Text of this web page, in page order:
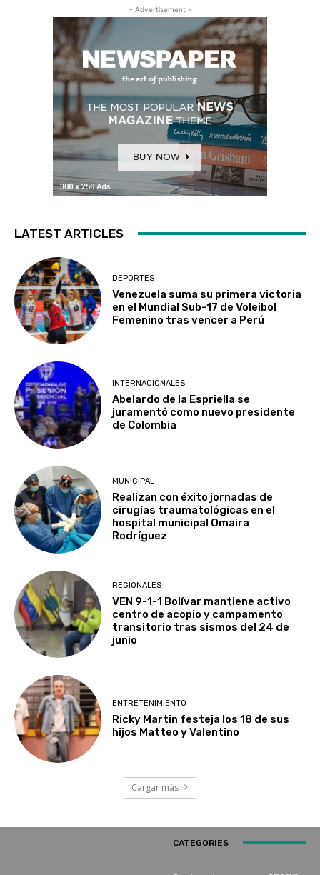
- Advertisement -
LATEST ARTICLES
DEPORTES
Venezuela suma su primera victoria
en el Mundial Sub-17 de Voleibol
Femenino tras vencer a Perú
INTERNACIONALES
Abelardo de la Espriella se
juramentó como nuevo presidente
de Colombia
MUNICIPAL
Realizan con éxito jornadas de
cirugías traumatológicas en el
hospital municipal Omaira
Rodríguez
REGIONALES
VEN 9-1-1 Bolívar mantiene activo
centro de acopio y campamento
transitorio tras sismos del 24 de
junio
ENTRETENIMIENTO
Ricky Martin festeja los 18 de sus
hijos Matteo y Valentino
Cargar más
CATEGORIES